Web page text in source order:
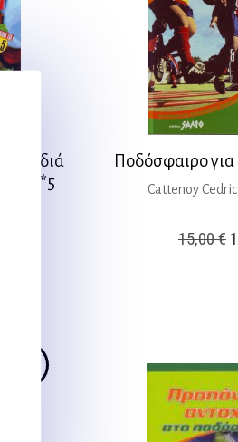
παιδιά
5*5
Ποδόσφαιρο για
Cattenoy
15,00€